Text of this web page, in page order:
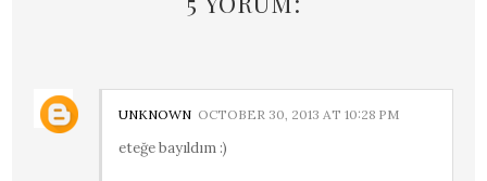
UNKNOWN OCTOBER 30, 2013 AT 10:28 PM
eteğe bayıldım :)